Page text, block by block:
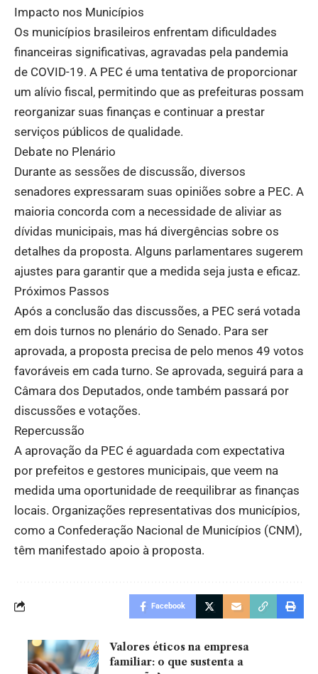
Impacto nos Municípios
Os municípios brasileiros enfrentam dificuldades
financeiras significativas, agravadas pela pandemia
de COVID-19. A PEC é uma tentativa de proporcionar
um alívio fiscal, permitindo que as prefeituras possam
reorganizar suas finanças e continuar a prestar
serviços públicos de qualidade.
Debate no Plenário
Durante as sessões de discussão, diversos
senadores expressaram suas opiniões sobre a PEC. A
maioria concorda com a necessidade de aliviar as
dívidas municipais, mas há divergências sobre os
detalhes da proposta. Alguns parlamentares sugerem
ajustes para garantir que a medida seja justa e eficaz.
Próximos Passos
Após a conclusão das discussões, a PEC será votada
em dois turnos no plenário do Senado. Para ser
aprovada, a proposta precisa de pelo menos 49 votos
favoráveis em cada turno. Se aprovada, seguirá para a
Câmara dos Deputados, onde também passará por
discussões e votações.
Repercussão
A aprovação da PEC é aguardada com expectativa
por prefeitos e gestores municipais, que veem na
medida uma oportunidade de reequilibrar as finanças
locais. Organizações representativas dos municípios,
como a Confederação Nacional de Municípios (CNM),
têm manifestado apoio à proposta.
Facebook
Valores éticos na empresa
familiar: o que sustenta a